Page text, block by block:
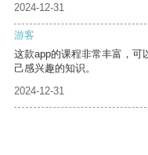
2024-12-31
游客
这款app的课程非常丰富，可
己感兴趣的知识。
2024-12-31